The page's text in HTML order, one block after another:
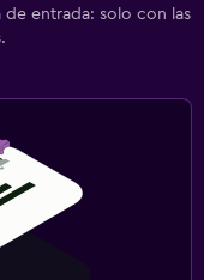
entrada: solo con las